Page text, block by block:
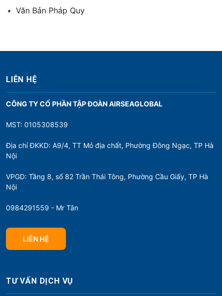
Văn Bản Pháp Quy
LIÊN HỆ
CÔNG TY CỔ PHẦN TẬP ĐOÀN AIRSEAGLOBAL
MST: 0105308539
Địa chỉ ĐKKD: A9/4, TT Mỏ địa chất, Phường Đông Ngạc, TP Hà
Nội
VPGD: Tầng 8, số 82 Trần Thái Tông, Phường Cầu Giấy, TP Hà
Nội
0984291559 - Mr Tân
LIÊN HỆ
TƯ VẤN DỊCH VỤ